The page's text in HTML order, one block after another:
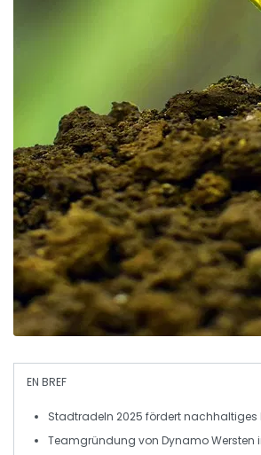
EN BREF
Stadtradeln 2025 fördert nachhaltiges
Teamgründung von Dynamo Wersten